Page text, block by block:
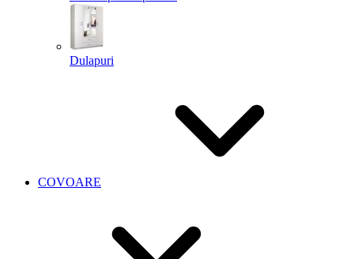
Dulapuri
COVOARE